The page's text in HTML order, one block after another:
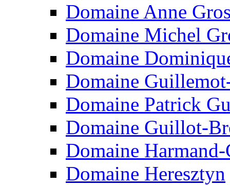
Domaine Anne
Domaine Michel
Domaine
Domaine
Domaine Patrick
Domaine Guillot-
Domaine
Domaine Heresztyn